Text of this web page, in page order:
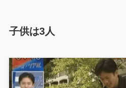
子供は3人